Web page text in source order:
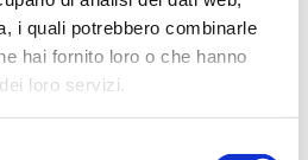
i quali potrebbero combinarle
hai fornito loro o che hanno
loro servizi.
in cartoncino cercando di